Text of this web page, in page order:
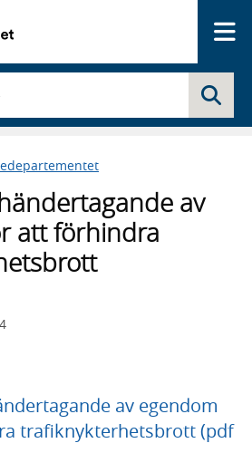
av
att förhindra
av egendom
trafiknykterhetsbrott (pdf